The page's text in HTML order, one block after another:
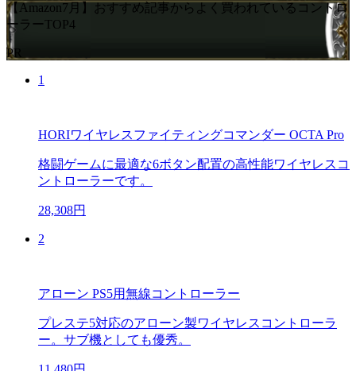
【Amazon7月】おすすめ記事からよく買われているコントロ
ーラーTOP4
PR
1
HORIワイヤレスファイティングコマンダー OCTA Pro
格闘ゲームに最適な6ボタン配置の高性能ワイヤレスコ
ントローラーです。
28,308円
2
アローン PS5用無線コントローラー
プレステ5対応のアローン製ワイヤレスコントローラ
ー。サブ機としても優秀。